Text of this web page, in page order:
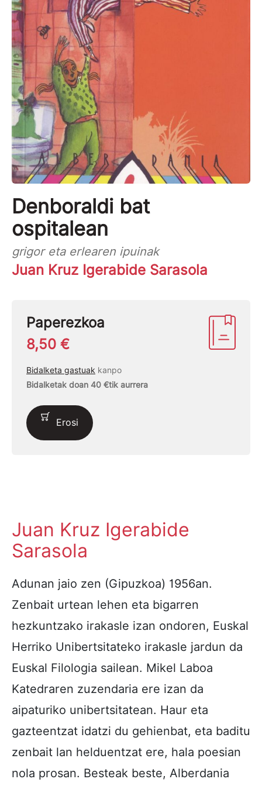
Denboraldi bat
ospitalean
grigor eta erlearen ipuinak
Juan Kruz Igerabide Sarasola
Paperezkoa
8,50 €
Bidalketa gastuak kanpo
Bidalketak doan 40 €tik aurrera
Erosi
Juan Kruz Igerabide
Sarasola
Adunan jaio zen (Gipuzkoa) 1956an.
Zenbait urtean lehen eta bigarren
hezkuntzako irakasle izan ondoren, Euskal
Herriko Unibertsitateko irakasle jardun da
Euskal Filologia sailean. Mikel Laboa
Katedraren zuzendaria ere izan da
aipaturiko unibertsitatean. Haur eta
gazteentzat idatzi du gehienbat, eta baditu
zenbait lan helduentzat ere, hala poesian
nola prosan. Besteak beste, Alberdania